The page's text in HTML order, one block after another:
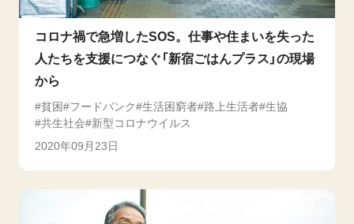
コロナ禍で急増したSOS。仕事や住まいを失った
人たちを支援につなぐ「新宿ごはんプラス」の現場
から
貧困 フードバンク 生活困窮者 路上生活者 生協
共生社会
新型コロナウイルス
2020年09月23日